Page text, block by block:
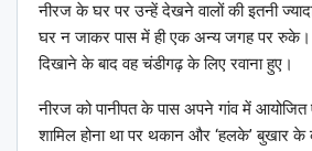
नीरज के घर पर उन्हें देखने वालों की इतनी
घर न जाकर पास में ही एक अन्य जगह पर रुके।
दिखाने के बाद वह चंडीगढ़ के लिए रवाना हुए।
नीरज को पानीपत के पास अपने गांव में आयोजित
शामिल होना था पर थकान और ‘हलके’ बुखार के